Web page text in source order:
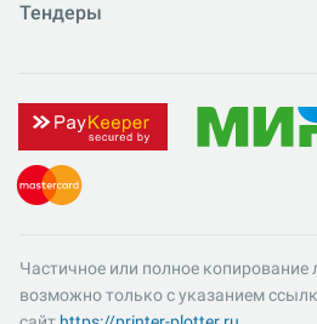
Тендеры
Частичное или полное
возможно только с указанием